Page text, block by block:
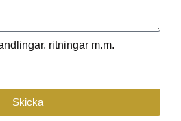
ritningar m.m.
Skicka